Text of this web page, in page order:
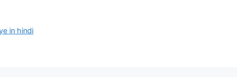
in hindi